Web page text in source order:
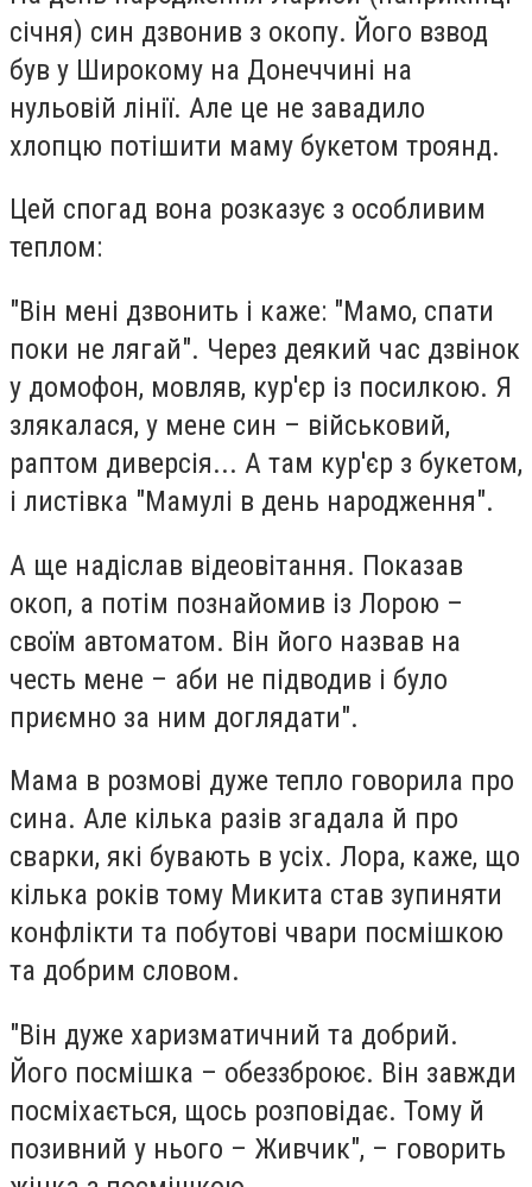
січня) син дзвонив з окопу. Його взвод
був у Широкому на Донеччині на
нульовій лінії. Але це не завадило
хлопцю потішити маму букетом троянд.
Цей спогад вона розказує з особливим
теплом:
"Він мені дзвонить і каже: "Мамо, спати
поки не лягай". Через деякий час дзвінок
у домофон, мовляв, кур'єр із посилкою. Я
злякалася, у мене син – військовий,
раптом диверсія... А там кур'єр з букетом,
і листівка "Мамулі в день народження".
А ще надіслав відеовітання. Показав
окоп, а потім познайомив із Лорою –
своїм автоматом. Він його назвав на
честь мене – аби не підводив і було
приємно за ним доглядати".
Мама в розмові дуже тепло говорила про
сина. Але кілька разів згадала й про
сварки, які бувають в усіх. Лора, каже, що
кілька років тому Микита став зупиняти
конфлікти та побутові чвари посмішкою
та добрим словом.
"Він дуже харизматичний та добрий.
Його посмішка – обеззброює. Він завжди
посміхається, щось розповідає. Тому й
позивний у нього – Живчик", – говорить